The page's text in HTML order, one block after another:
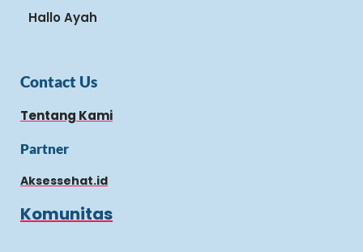
Hallo Ayah
Contact Us
Tentang Kami
Partner
Aksessehat.id
Komunitas